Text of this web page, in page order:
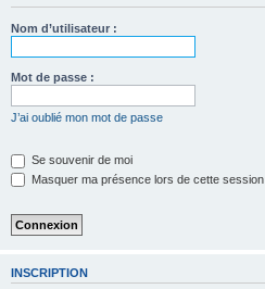
Nom d’utilisateur :
Mot de passe :
J’ai oublié mon mot de passe
Se souvenir de moi
Masquer ma présence lors de cette session
INSCRIPTION